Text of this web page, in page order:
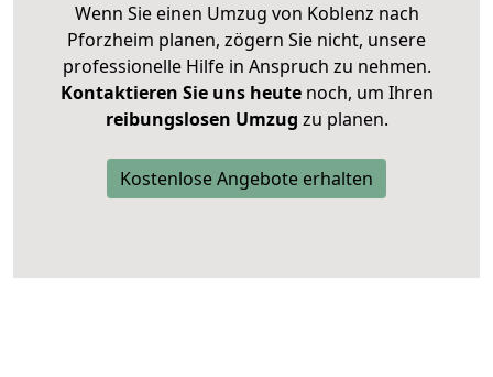
Wenn Sie einen Umzug von Koblenz nach
Pforzheim planen, zögern Sie nicht, unsere
professionelle Hilfe in Anspruch zu nehmen.
Kontaktieren Sie uns heutenoch, um Ihren
reibungslosen Umzug zu planen.
Kostenlose Angebote erhalten